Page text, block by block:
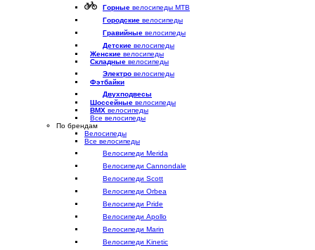
Горные велосипеды MTB
Городские велосипеды
Гравийные велосипеды
Детские велосипеды
Женские велосипеды
Складные велосипеды
Электро велосипеды
Фэтбайки
Двухподвесы
Шоссейные велосипеды
BMX велосипеды
Все велосипеды
По брендам
Велосипеды
Все велосипеды
Велосипеди Merida
Велосипеди Cannondale
Велосипеди Scott
Велосипеди Orbea
Велосипеди Pride
Велосипеди Apollo
Велосипеди Marin
Велосипеди Kinetic